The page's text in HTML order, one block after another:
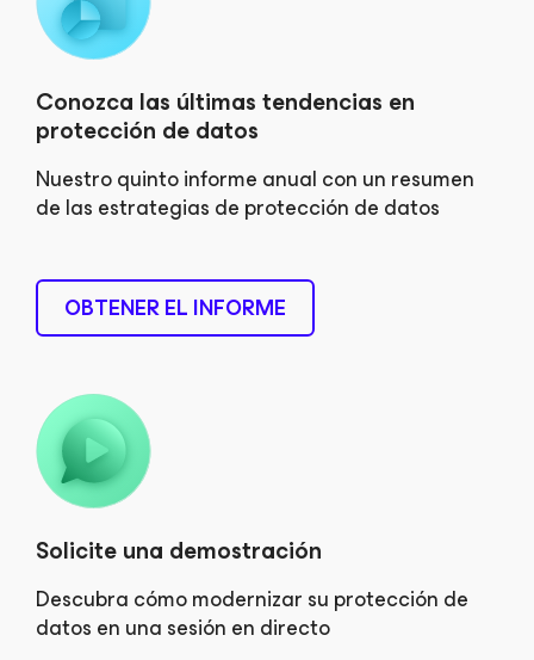
Conozca las últimas tendencias en
protección de datos
Nuestro quinto informe anual con un resumen
de las estrategias de protección de datos
OBTENER EL INFORME
Solicite una demostración
Descubra cómo modernizar su protección de
datos en una sesión en directo